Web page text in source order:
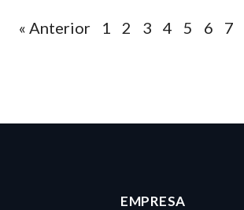
« Anterior 1 2 3 4 5 6 7
EMPRESA